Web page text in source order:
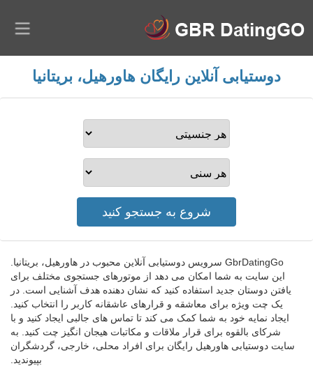
دوستیابی آنلاین رایگان هاورهیل، بریتانیا
GbrDatingGo سرویس دوستیابی آنلاین محبوب در هاورهیل، بریتانیا.
این سایت به شما امکان می دهد از موتورهای جستجوی مختلف برای
یافتن دوستان جدید استفاده کنید که نشان دهنده هدف آشنایی است. در
یک چت ویژه برای معاشقه و قرارهای عاشقانه کاربر را انتخاب کنید.
ایجاد نمایه خود به شما کمک می کند تا تماس های جالبی ایجاد کنید و با
شرکای بالقوه برای قرار ملاقات و مکاتبات هیجان انگیز چت کنید. به
سایت دوستیابی هاورهیل رایگان برای افراد محلی، خارجی، گردشگران
بپیوندید.